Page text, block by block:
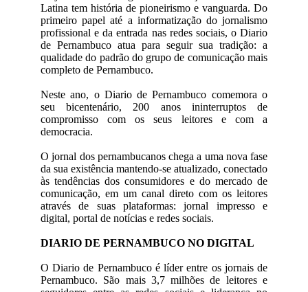
Latina tem história de pioneirismo e vanguarda. Do
primeiro papel até a informatização do jornalismo
profissional e da entrada nas redes sociais, o Diario
de Pernambuco atua para seguir sua tradição: a
qualidade do padrão do grupo de comunicação mais
completo de Pernambuco.
Neste ano, o Diario de Pernambuco comemora o
seu bicentenário, 200 anos ininterruptos de
compromisso com os seus leitores e com a
democracia.
O jornal dos pernambucanos chega a uma nova fase
da sua existência mantendo-se atualizado, conectado
às tendências dos consumidores e do mercado de
comunicação, em um canal direto com os leitores
através de suas plataformas: jornal impresso e
digital, portal de notícias e redes sociais.
DIARIO DE PERNAMBUCO NO DIGITAL
O Diario de Pernambuco é líder entre os jornais de
Pernambuco. São mais 3,7 milhões de leitores e